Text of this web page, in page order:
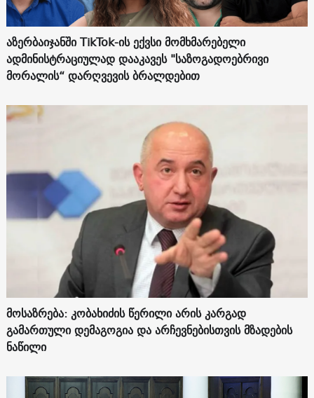
აზერბაიჯანში TikTok-ის ექვსი მომხმარებელი
ადმინისტრაციულად დააკავეს "საზოგადოებრივი
მორალის“ დარღვევის ბრალდებით
მოსაზრება: კობახიძის წერილი არის კარგად
გამართული დემაგოგია და არჩევნებისთვის მზადების
ნაწილი